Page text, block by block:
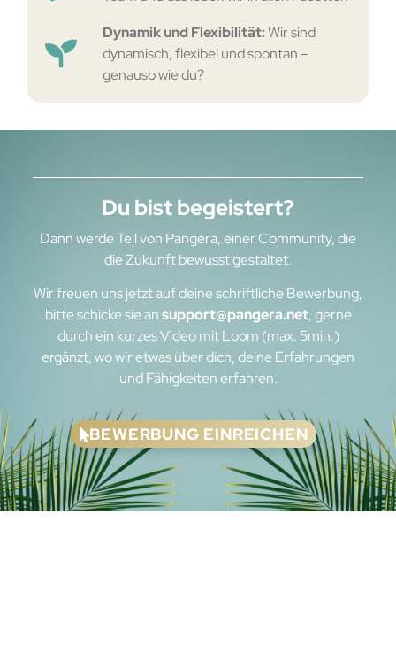
Dynamik und Flexibilität:Wir sind
dynamisch, flexibel und spontan –
genauso wie du?
Du bist begeistert?
Dann werde Teil von Pangera, einer Community, die
die Zukunft bewusst gestaltet.
Wir freuen uns jetzt auf deine schriftliche Bewerbung,
bitte schicke sie ansupport@pangera.net, gerne
durch ein kurzes Video mit Loom (max. 5min.)
ergänzt, wo wir etwas über dich, deine Erfahrungen
und Fähigkeiten erfahren.
BEWERBUNG EINREICHEN